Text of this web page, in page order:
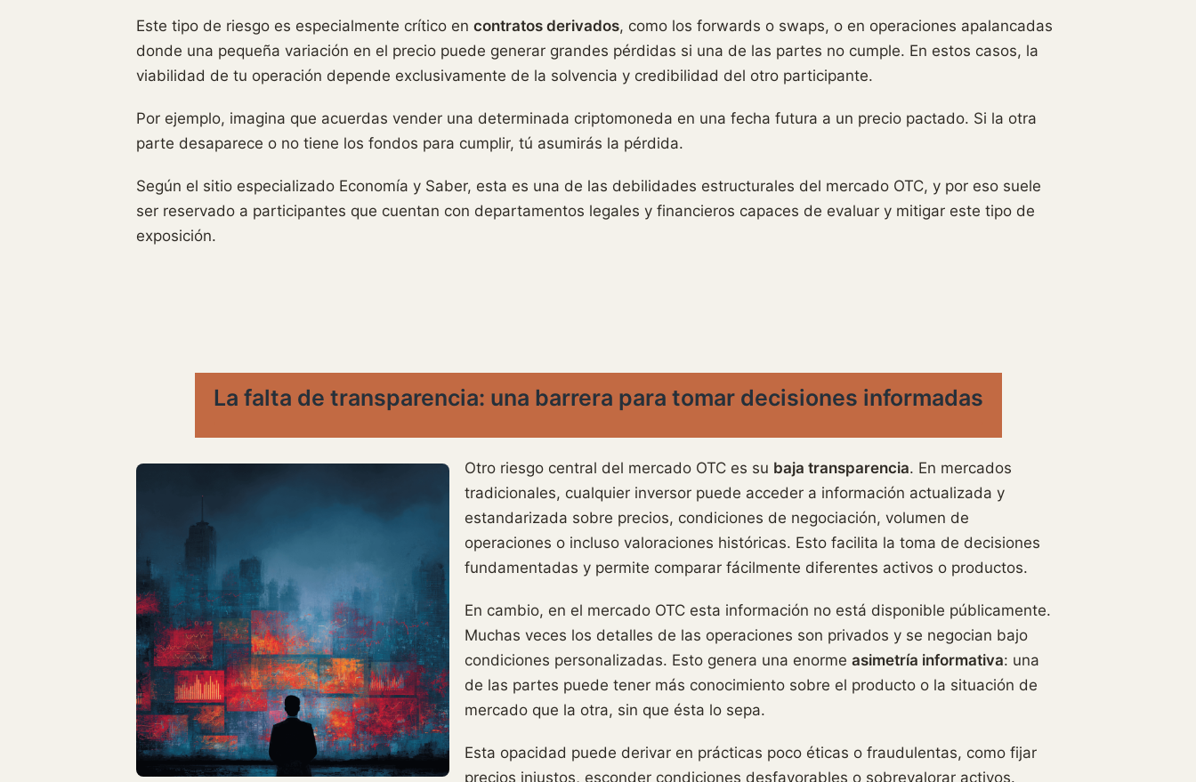
Este tipo de riesgo es especialmente crítico en contratos derivados, como los forwards o swaps, o en operaciones apalancadas
donde una pequeña variación en el precio puede generar grandes pérdidas si una de las partes no cumple. En estos casos, la
viabilidad de tu operación depende exclusivamente de la solvencia y credibilidad del otro participante.
Por ejemplo, imagina que acuerdas vender una determinada criptomoneda en una fecha futura a un precio pactado. Si la otra
parte desaparece o no tiene los fondos para cumplir, tú asumirás la pérdida.
Según el sitio especializado Economía y Saber, esta es una de las debilidades estructurales del mercado OTC, y por eso suele
ser reservado a participantes que cuentan con departamentos legales y financieros capaces de evaluar y mitigar este tipo de
exposición.
La falta de transparencia: una barrera para tomar decisiones informadas
Otro riesgo central del mercado OTC es su baja transparencia. En mercados
tradicionales, cualquier inversor puede acceder a información actualizada y
estandarizada sobre precios, condiciones de negociación, volumen de
operaciones o incluso valoraciones históricas. Esto facilita la toma de decisiones
fundamentadas y permite comparar fácilmente diferentes activos o productos.
En cambio, en el mercado OTC esta información no está disponible públicamente.
Muchas veces los detalles de las operaciones son privados y se negocian bajo
condiciones personalizadas. Esto genera una enorme asimetría informativa: una
de las partes puede tener más conocimiento sobre el producto o la situación de
mercado que la otra, sin que ésta lo sepa.
Esta opacidad puede derivar en prácticas poco éticas o fraudulentas, como fijar
precios injustos, esconder condiciones desfavorables o sobrevalorar activos.